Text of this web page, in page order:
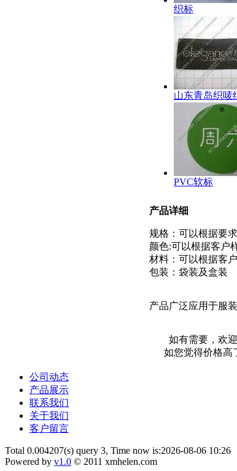
织标
山东青岛织唛
PVC软标
产品详细
规格：可以根据要求
颜色:可以根据客户
材料：可以根据客
包装：袋装及盒装
产品广泛应用于服
如有需要，欢迎
如您觉得价格高
公司动态
产品展示
联系我们
关于我们
客户留言
Total 0.004207(s) query 3, Time now is:2026-08-06 10:26
Powered by v1.0 © 2011 xmhelen.com